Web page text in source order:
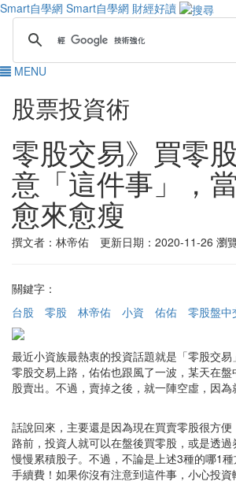
Smart自學網 Smart自學網 財經好讀
MENU
股票投資術
零股交易》買零
意「這件事」，
愈來愈瘦
撰文者：林帝佑 更新日期：2020-11-26 瀏
關鍵字：
台股
零股 林帝佑 小資 佑佑 零股盤中
最近小資族最熱衷的投資話題就是「零股交
零股交易上路，佑佑也跟風了一波，某天在
股賣出。不過，賣掉之後，就一陣空虛，因為
話說回來，主要還是因為現在買賣零股很方
路前，投資人就可以在盤後買零股，或是透
慢慢累積股子。不過，不論是上述3種的哪1
手續費！如果你沒有注意到這件事，小心投資